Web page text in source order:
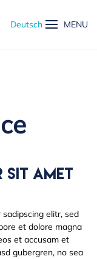
Deutsch MENU
Sit Amet
elitr, sed
et dolore magna
et accusam et
gubergren, no sea